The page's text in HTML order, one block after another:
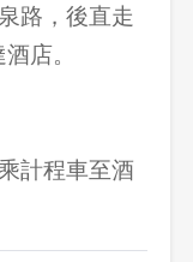
路，後直走
店。
計程車至酒